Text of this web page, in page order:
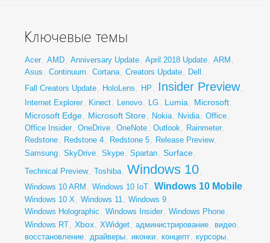
Ключевые темы
Acer, AMD, Anniversary Update, April 2018 Update, ARM ,
Asus , Continuum , Cortana, Creators Update, Dell ,
Fall Creators Update, HoloLens , HP , Insider Preview,
Internet Explorer, Kinect, Lenovo, LG, Lumia, Microsoft,
Microsoft Edge, Microsoft Store, Nokia, Nvidia, Office,
Office Insider, OneDrive, OneNote, Outlook, Rainmeter,
Redstone, Redstone 4, Redstone 5, Release Preview,
Samsung, SkyDrive, Skype, Spartan, Surface,
Technical Preview, Toshiba, Windows 10,
Windows 10 ARM , Windows 10 IoT, Windows 10 Mobile,
Windows 10 X, Windows 11, Windows 9,
Windows Holographic , Windows Insider, Windows Phone,
Windows RT, Xbox, XWidget, администрирование, видео,
восстановление, драйверы, иконки, концепт, курсоры,